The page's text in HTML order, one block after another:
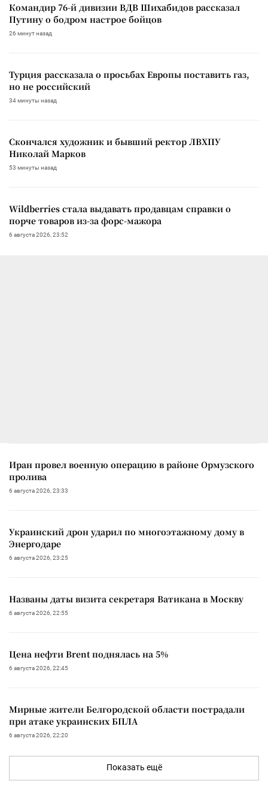
Командир 76-й дивизии ВДВ Шихабидов рассказал
Путину о бодром настрое бойцов
26 минут назад
Турция рассказала о просьбах Европы поставить газ,
но не российский
34 минуты назад
Скончался художник и бывший ректор ЛВХПУ
Николай Марков
53 минуты назад
Wildberries стала выдавать продавцам справки о
порче товаров из-за форс-мажора
6 августа 2026, 23:52
Иран провел военную операцию в районе Ормузского
пролива
6 августа 2026, 23:33
Украинский дрон ударил по многоэтажному дому в
Энергодаре
6 августа 2026, 23:25
Названы даты визита секретаря Ватикана в Москву
6 августа 2026, 22:55
Цена нефти Brent поднялась на 5%
6 августа 2026, 22:45
Мирные жители Белгородской области пострадали
при атаке украинских БПЛА
6 августа 2026, 22:20
Показать ещё